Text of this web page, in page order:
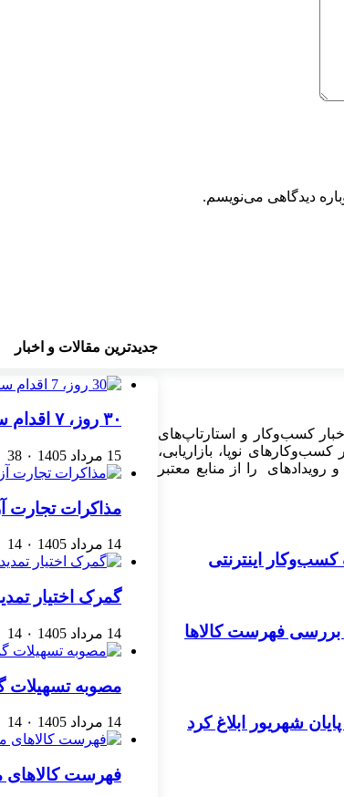
دیدگاهی می‌نویسم.
جدیدترین مقالات و اخبار
۳۰ روز، ۷ اقدام ساده | نقشه راهی برای رشد یک کسب‌وکار اینترنتی
15 مرداد 1405 ۰ 38
مذاکرات تجارت
14 مرداد 1405 ۰ 14
گمرک اختیار
14 مرداد 1405 ۰ 14
مصوبه تسهیلات
14 مرداد 1405 ۰ 14
فهرست کالاهای
کسب‌وکار و استارتاپ‌های
نوپا، بازاریابی،
را از منابع معتبر
بررسی فهرست کالاها
شهریور ابلاغ کرد